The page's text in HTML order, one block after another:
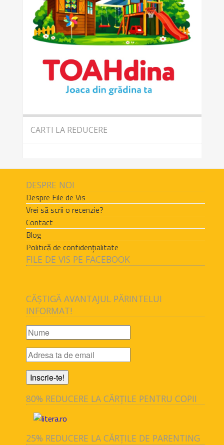
CARTI LA REDUCERE
DESPRE NOI
Despre File de Vis
Vrei să scrii o recenzie?
Contact
Blog
Politică de confidențialitate
FILE DE VIS PE FACEBOOK
CĂȘTIGĂ AVANTAJUL PĂRINTELUI
INFORMAT!
80% REDUCERE LA CĂRȚILE PENTRU COPII
25% REDUCERE LA CĂRȚILE DE PARENTING